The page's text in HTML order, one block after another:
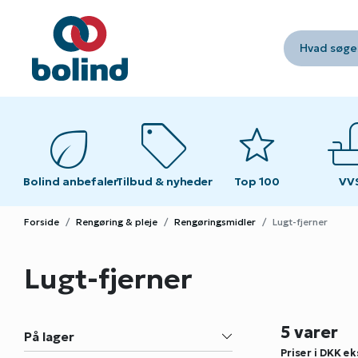
Hvad søger
eco
Bolind anbefaler sell
Tilbud & nyheder star
Top 100
Forside Rengøring & pleje Rengøringsmidler Lugt-fjerner
Lugt-fjerner
På lager 5 varer
Priser i DKK